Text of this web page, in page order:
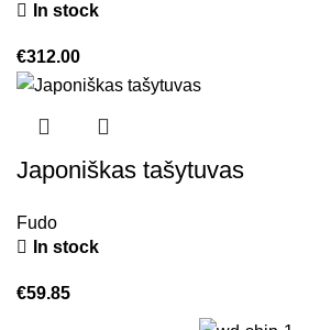
In stock
€312.00
Japoniškas tašytuvas
Fudo
In stock
€59.85